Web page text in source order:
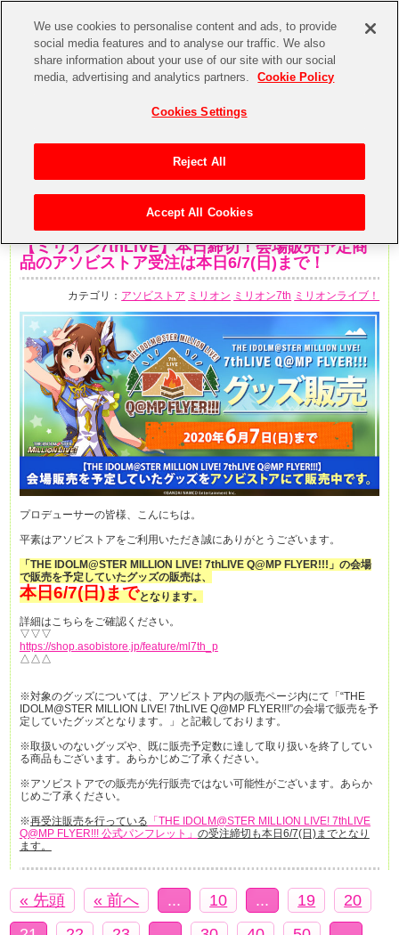
【ミリオン7thLIVE】本日締切！会場販売予定商
品のアソビストア受注は本日6/7(日)まで！
カテゴリ： アソビストア ミリオン ミリオン7th ミリオンライブ！
プロデューサーの皆様、こんにちは。
平素はアソビストアをご利用いただき誠にありがとうございます。
「THE IDOLM@STER MILLION LIVE! 7thLIVE Q@MP FLYER!!!」の会場
で販売を予定していたグッズの販売は、
本日6/7(日)までとなります。
詳細はこちらをご確認ください。
▽▽▽
https://shop.asobistore.jp/feature/ml7th_p
△△△
※対象のグッズについては、アソビストア内の販売ページ内にて「“THE
IDOLM@STER MILLION LIVE! 7thLIVE Q@MP FLYER!!!”の会場で販売を予
定していたグッズとなります。」と記載しております。
※取扱いのないグッズや、既に販売予定数に達して取り扱いを終了してい
る商品もございます。あらかじめご了承ください。
※アソビストアでの販売が先行販売ではない可能性がございます。あらか
じめご了承ください。
※再受注販売を行っている 「THE IDOLM@STER MILLION LIVE! 7thLIVE
Q@MP FLYER!!! 公式パンフレット」 の受注締切も本日6/7(日)までとなり
ます。
« 先頭 « 前へ ... 10 ... 19
20
We use cookies to personalise content and ads, to provide
social media features and to analyse our traffic. We also
share information about your use of our site with our social
media, advertising and analytics partners.
Cookie Policy
Cookies Settings
Reject All
Accept All Cookies